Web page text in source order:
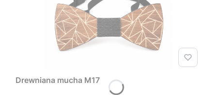
Drewniana mucha M17